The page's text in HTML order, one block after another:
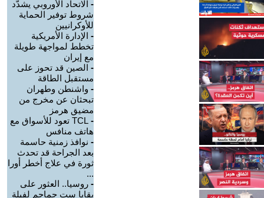
- الاتحاد الأوروبي يشدّد
شروط توفير الحماية
للأوكرانيين
- الإدارة الأمريكية
تخطط لمواجهة طويلة
مع إيران
- الصين قد تحوز على
مستقبل الطاقة
- واشنطن وطهران
تبحثان عن مخرج من
مضيق هرمز
-
TCL تعود للأسواق مع
هاتف منافس
- نوافذ زمنية حاسمة
بعد الجراحة قد تحدث
ثورة في علاج أخطر أورا
...
- روسيا.. العثور على
بقايا ست جماجم لفيلة